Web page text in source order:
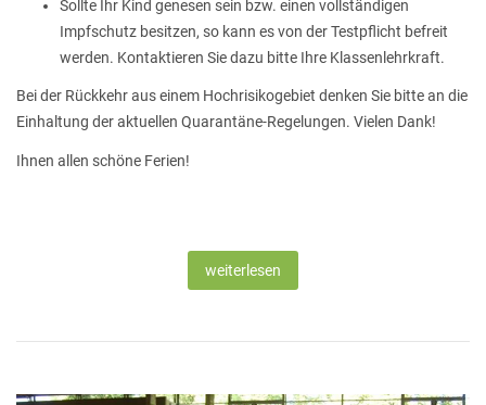
Sollte Ihr Kind genesen sein bzw. einen vollständigen
Impfschutz besitzen, so kann es von der Testpflicht befreit
werden. Kontaktieren Sie dazu bitte Ihre Klassenlehrkraft.
Bei der Rückkehr aus einem Hochrisikogebiet denken Sie bitte an die
Einhaltung der aktuellen Quarantäne-Regelungen. Vielen Dank!
Ihnen allen schöne Ferien!
weiterlesen